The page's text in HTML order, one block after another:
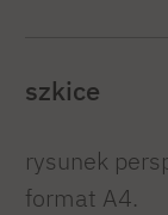
szkice
rysunek
format A4.